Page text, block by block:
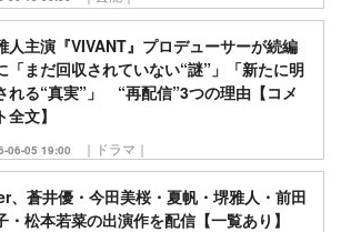
人主演『VIVANT』プロデューサーが続編
「まだ回収されていない“謎”」「新たに明
れる“真実”」 “再配信”3つの理由【コメ
全文】
06-05 19:00 ｜ドラマ｜
、蒼井優・今田美桜・夏帆・堺雅人・前田
・松本若菜の出演作を配信【一覧あり】